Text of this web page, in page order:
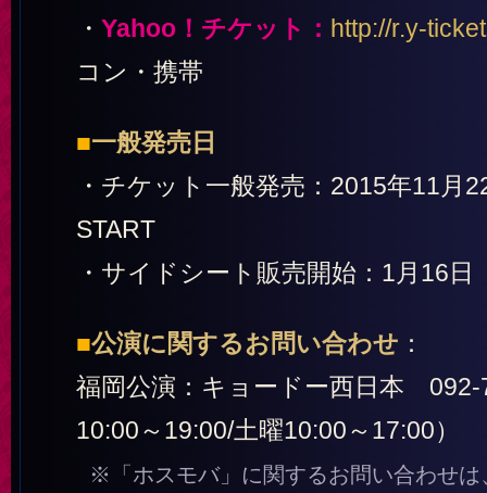
・ Yahoo！チケット： http://r.y-
コン・携帯
■一般発売日
・チケット一般発売：2015年11月
START
・サイドシート販売開始：1月16日
■公演に関するお問い合わせ ：
福岡公演：キョードー西日本 092-
10:00～19:00/土曜10:00～17:00）
※「ホスモバ」に関するお問い合わせは